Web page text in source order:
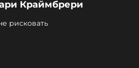
Краймбрери
рисковать